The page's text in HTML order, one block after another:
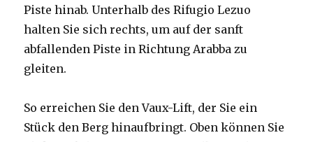
Piste hinab. Unterhalb des Rifugio Lezuo
halten Sie sich rechts, um auf der sanft
abfallenden Piste in Richtung Arabba zu
gleiten.
So erreichen Sie den Vaux-Lift, der Sie ein
Stück den Berg hinaufbringt. Oben können Sie